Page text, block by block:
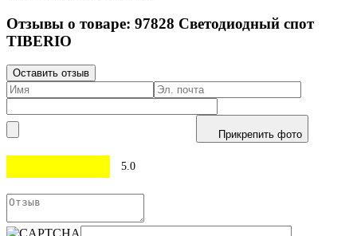
Отзывы о товаре: 97828 Светодиодный спот
TIBERIO
Оставить отзыв
Прикрепить фото
5.0